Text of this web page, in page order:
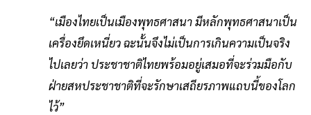
“เมืองไทยเป็นเมืองพุทธศาสนา มีหลักพุทธศาสนาเป็น
เครื่องยึดเหนี่ยว ฉะนั้นจึงไม่เป็นการเกินความเป็นจริง
ไปเลยว่า ประชาชาติไทยพร้อมอยู่เสมอที่จะร่วมมือกับ
ฝ่ายสหประชาชาติที่จะรักษาเสถียรภาพแถบนี้ของโลก
ไว้”